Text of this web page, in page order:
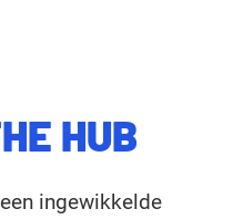
HUB
ingewikkelde